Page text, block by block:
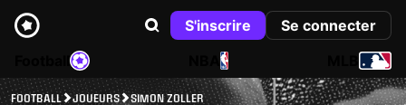
S'inscrire
Se connecter
NBA
FOOTBALL JOUEURS SIMON ZOLLER